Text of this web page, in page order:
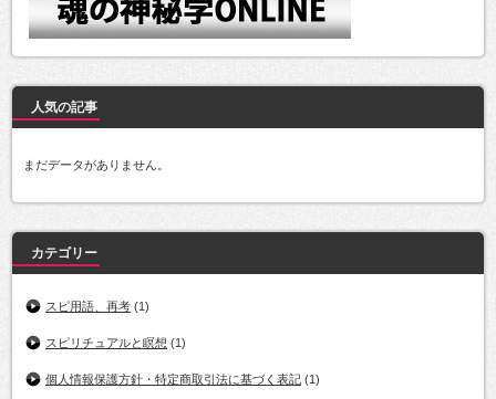
人気の記事
まだデータがありません。
カテゴリー
スピ用語、再考 (1)
スピリチュアルと瞑想 (1)
個人情報保護方針・特定商取引法に基づく表記 (1)